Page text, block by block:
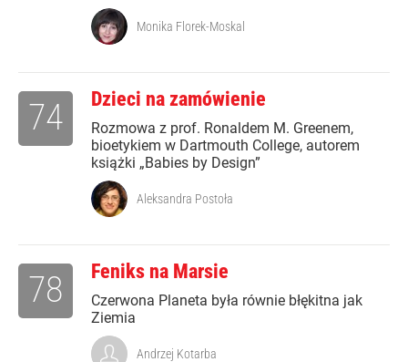
Monika Florek-Moskal
Dzieci na zamówienie
Rozmowa z prof. Ronaldem M. Greenem,
bioetykiem w Dartmouth College, autorem
książki „Babies by Design”
74
Aleksandra Postoła
Feniks na Marsie
Czerwona Planeta była równie błękitna jak
Ziemia
78
Andrzej Kotarba